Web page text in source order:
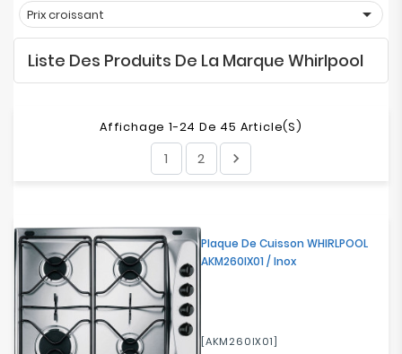
Impression
Bureautique
Réseau
&
Sécurité
Prix croissant 
Liste Des Produits De La Marque Whirlpool
Affichage 1-24 De 45 Article(s)
1 2 
Plaque De Cuisson WHIRLPOOL
AKM260IX01 / Inox
[AKM260IX01]